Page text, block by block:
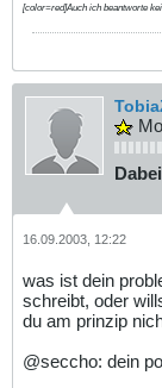
[color=red]Auch ich beantworte
16.09.2003, 12:22
was ist dein
schreibt, oder
du am prinzip
@seccho: dein